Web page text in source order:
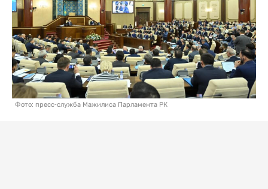
Фото: пресс-служба Мажилиса Парламента РК